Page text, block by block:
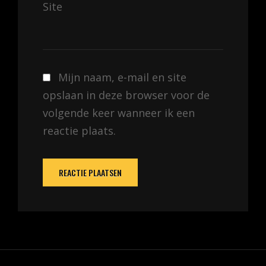
Site
Mijn naam, e-mail en site
opslaan in deze browser voor de
volgende keer wanneer ik een
reactie plaats.